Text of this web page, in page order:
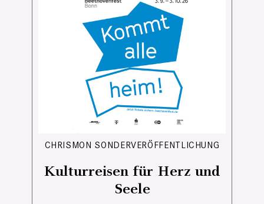
CHRISMON SONDERVERÖFFENTLICHUNG
Kulturreisen für Herz und
Seele